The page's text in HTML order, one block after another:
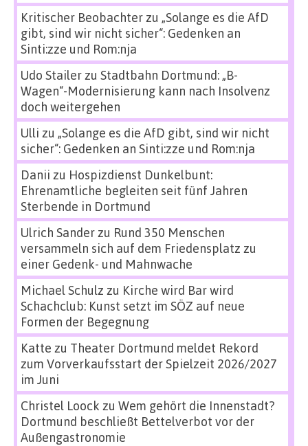
Kritischer Beobachterzu „Solange es die AfD
gibt, sind wir nicht sicher“: Gedenken an
Sinti:zze und Rom:nja
Udo Stailerzu Stadtbahn Dortmund: „B-
Wagen“-Modernisierung kann nach Insolvenz
doch weitergehen
Ulli zu „Solange es die AfD gibt, sind wir nicht
sicher“: Gedenken an Sinti:zze und Rom:nja
Danii zu Hospizdienst Dunkelbunt:
Ehrenamtliche begleiten seit fünf Jahren
Sterbende in Dortmund
Ulrich Sanderzu Rund 350 Menschen
versammeln sich auf dem Friedensplatz zu
einer Gedenk- und Mahnwache
Michael Schulz zu Kirche wird Bar wird
Schachclub: Kunst setzt im SÖZ auf neue
Formen der Begegnung
Katte zu Theater Dortmund meldet Rekord
zum Vorverkaufsstart der Spielzeit 2026/2027
im Juni
Christel Loock zu Wem gehört die Innenstadt?
Dortmund beschließt Bettelverbot vor der
Außengastronomie